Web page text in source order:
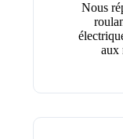
Nous
aux